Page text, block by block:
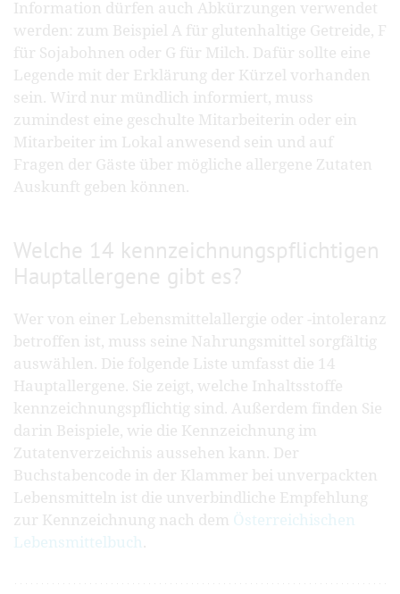
Information dürfen auch Abkürzungen verwendet
werden: zum Beispiel A für glutenhaltige Getreide, F
für Sojabohnen oder G für Milch. Dafür sollte eine
Legende mit der Erklärung der Kürzel vorhanden
sein. Wird nur mündlich informiert, muss
zumindest eine geschulte Mitarbeiterin oder ein
Mitarbeiter im Lokal anwesend sein und auf
Fragen der Gäste über mögliche allergene Zutaten
Auskunft geben können.
Welche 14 kennzeichnungspflichtigen
Hauptallergene gibt es?
Wer von einer Lebensmittelallergie oder -intoleranz
betroffen ist, muss seine Nahrungsmittel sorgfältig
auswählen. Die folgende Liste umfasst die 14
Hauptallergene. Sie zeigt, welche Inhaltsstoffe
kennzeichnungspflichtig sind. Außerdem finden Sie
darin Beispiele, wie die Kennzeichnung im
Zutatenverzeichnis aussehen kann. Der
Buchstabencode in der Klammer bei unverpackten
Lebensmitteln ist die unverbindliche Empfehlung
zur Kennzeichnung nach dem Österreichischen
Lebensmittelbuch